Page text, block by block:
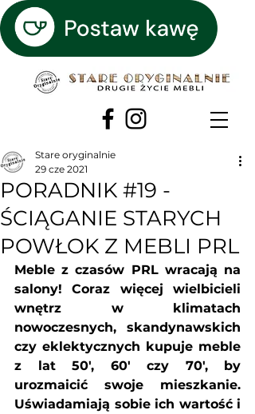
PORADNIK #19 -
ŚCIĄGANIE STARYCH
POWŁOK Z MEBLI PRL
Stare oryginalnie
29 cze 2021
Meble z czasów PRL wracają na
salony! Coraz więcej wielbicieli
wnętrz w klimatach
nowoczesnych, skandynawskich
czy eklektycznych kupuje meble
z lat 50', 60' czy 70', by
urozmaicić swoje mieszkanie.
Uświadamiają sobie ich wartość i